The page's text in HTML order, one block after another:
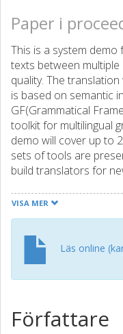
Paper i
This is a system
texts between multiple
quality. The
is based on semantic
GF(Grammatical
toolkit for multilingual
demo will cover up to
sets of tools are
build translators for
grammarian's tools
the technique to new
the author to remain
system. The tools
and developed
VISA MER
Läs online
Författare